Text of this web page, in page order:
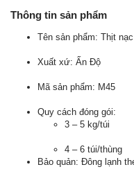
Thông tin sản phẩm
Tên sản phẩm: Thịt
Xuất xứ: Ấn Độ
Mã sản phẩm: M45
Quy cách đóng gói:
3 – 5 kg/túi
4 – 6 túi/thùng
Bảo quản: Đông lạnh